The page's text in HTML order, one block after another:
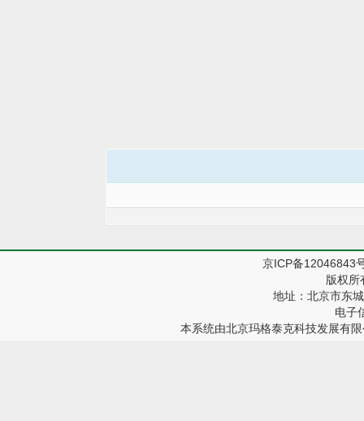
京ICP备12046843
版权所
地址：北京市东
电子
本系统由北京玛格泰克科技发展有